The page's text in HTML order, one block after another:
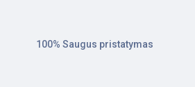
100% Saugus pristatymas